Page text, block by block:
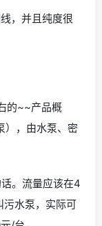
，并且纯度很
的~~产品概
），由水泵、密
。流量应该在4
污水泵，实际可